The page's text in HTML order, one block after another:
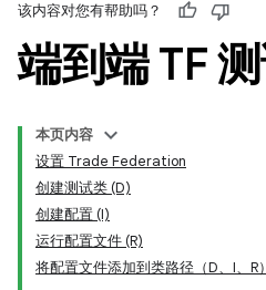
该内容对您有帮助吗？
端到端 TF
本页内容
设置 Trade Federation
创建测试类 (D)
创建配置 (I)
运行配置文件 (R)
将配置文件添加到类路径（D、I、R）